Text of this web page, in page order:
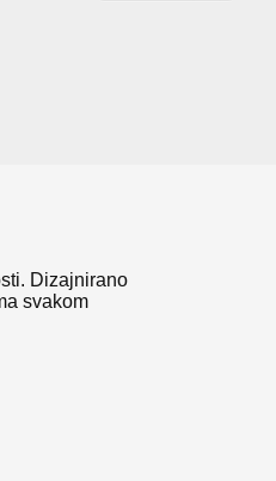
Dizajnirano
svakom